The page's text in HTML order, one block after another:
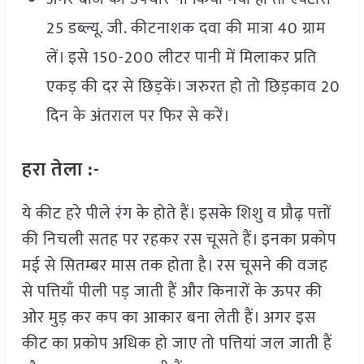
25 डब्ल्यू. जी. कीटनाशक दवा की मात्रा 40 ग्राम
लें। इसे 150-200 लीटर पानी में मिलाकर प्रति
एकड़ की दर से छिड़कें। जरुरत हो तो छिड़काव 20
दिन के अंतराल पर फिर से करें।
हरा तेला :-
ये कीट हरे पीले रंग के होते हैं। इसके शिशु व प्रौढ़ पत्तों
की निचली सतह पर रहकर रस चूसते हैं। इनका प्रकोप
मई से सितम्बर मास तक होता है। रस चूसने की वजह
से पत्तियाँ पीली पड़ जाती हैं और किनारों के ऊपर की
ओर मुड़ कर कप का आकार बना लेती हैं। अगर इस
कीट का प्रकोप अधिक हो जाए तो पत्तियां जल जाती हैं